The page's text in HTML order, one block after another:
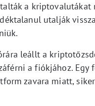
a kriptovalutákat
utalják
leállt a
a fiókjához. Egy
zavara miatt,